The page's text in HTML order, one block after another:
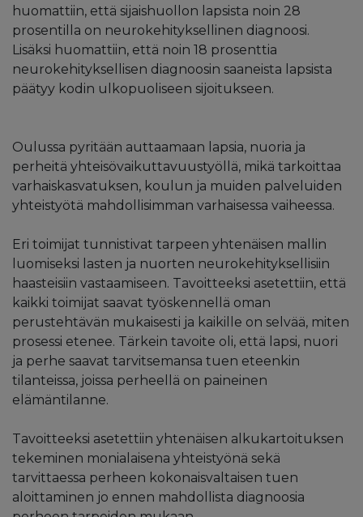
huomattiin, että sijaishuollon lapsista noin 28
prosentilla on neurokehityksellinen diagnoosi.
Lisäksi huomattiin, että noin 18 prosenttia
neurokehityksellisen diagnoosin saaneista lapsista
päätyy kodin ulkopuoliseen sijoitukseen.
Oulussa pyritään auttaamaan lapsia, nuoria ja
perheitä yhteisövaikuttavuustyöllä, mikä tarkoittaa
varhaiskasvatuksen, koulun ja muiden palveluiden
yhteistyötä mahdollisimman varhaisessa vaiheessa.
Eri toimijat tunnistivat tarpeen yhtenäisen mallin
luomiseksi lasten ja nuorten neurokehityksellisiin
haasteisiin vastaamiseen. Tavoitteeksi asetettiin, että
kaikki toimijat saavat työskennellä oman
perustehtävän mukaisesti ja kaikille on selvää, miten
prosessi etenee. Tärkein tavoite oli, että lapsi, nuori
ja perhe saavat tarvitsemansa tuen eteenkin
tilanteissa, joissa perheellä on paineinen
elämäntilanne.
Tavoitteeksi asetettiin yhtenäisen alkukartoituksen
tekeminen monialaisena yhteistyönä sekä
tarvittaessa perheen kokonaisvaltaisen tuen
aloittaminen jo ennen mahdollista diagnoosia